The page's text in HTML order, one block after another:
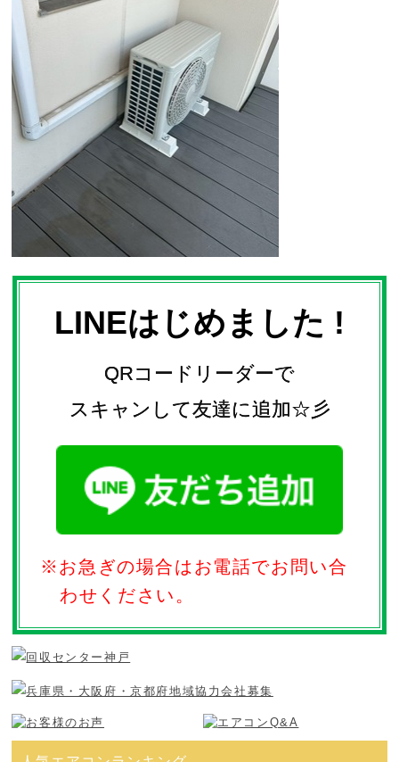
LINEはじめました !
QRコードリーダーで
スキャンして友達に追加☆彡
※お急ぎの場合はお電話でお問い合
わせください。